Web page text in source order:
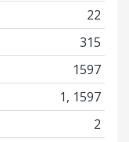
22
315
1597
1, 1597
2